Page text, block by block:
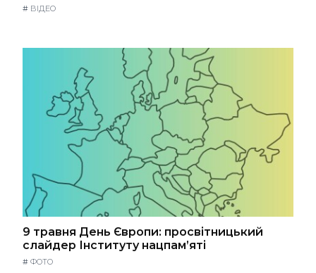
# ВІДЕО
9 травня День Європи: просвітницький
слайдер Інституту нацпам’яті
# ФОТО